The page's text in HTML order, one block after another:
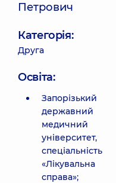
Петрович
Категорія:
Друга
Освіта:
Запорізький
державний
медичний
університет,
спеціальність
«Лікувальна
справа»;